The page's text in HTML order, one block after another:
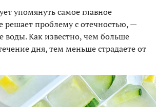
упомянуть самое главное
решает проблему с отечностью, —
воды. Как известно, чем больше
дня, тем меньше страдаете от